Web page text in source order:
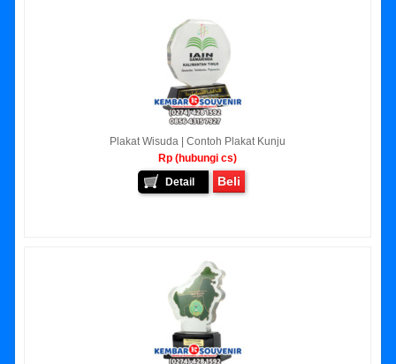
Plakat Wisuda | Contoh Plakat Kunju
Rp (hubungi cs)
Detail
Beli